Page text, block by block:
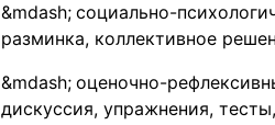
социально-
разминка, коллективное
оценочно-
дискуссия, упражнения,